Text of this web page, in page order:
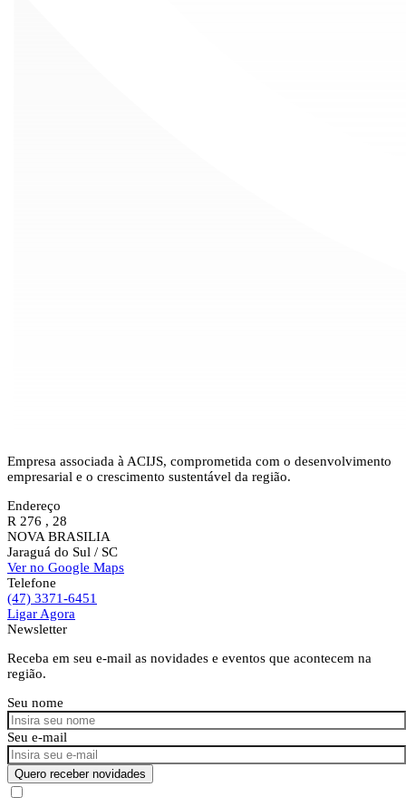
Empresa associada à ACIJS, comprometida com o desenvolvimento
empresarial e o crescimento sustentável da região.
Endereço
R 276 , 28
NOVA BRASILIA
Jaraguá do Sul / SC
Ver no Google Maps
Telefone
(47) 3371-6451
Ligar Agora
Newsletter
Receba em seu e-mail as novidades e eventos que acontecem na
região.
Seu nome
Seu e-mail
Quero receber novidades